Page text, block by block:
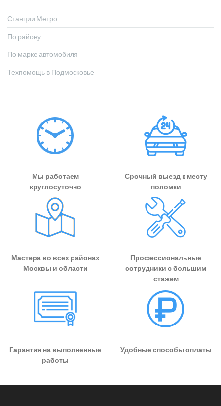
Станции Метро
По району
По марке автомобиля
Техпомощь в Подмосковье
Мы работаем
круглосуточно
Срочный выезд к месту
поломки
Мастера во всех районах
Москвы и области
Профессиональные
сотрудники с большим
стажем
Гарантия на выполненные
работы
Удобные способы оплаты